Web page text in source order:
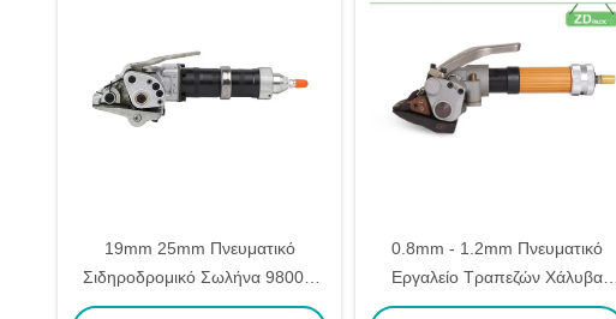
19mm 25mm Πνευματικό
Σιδηροδρομικό Σωλήνα 9800N
Πνευματικό Σωλήνα
0.8mm - 1.2mm Πνευματικό
Εργαλείο Τραπεζών Χάλυβα
Βιομηχανικό Τραπέζι Τραπεζιού